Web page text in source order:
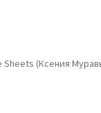
(Ксения